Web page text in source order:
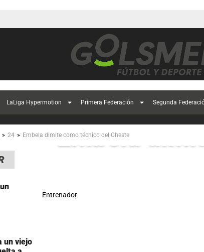
LaLiga Hypermotion Primera Federación Segunda
» 24 » Embela dimite como técnico del Cheste
un viejo
Embela
Entrenador